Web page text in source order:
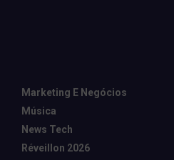
Marketing E Negócios
Música
News Tech
Réveillon 2026